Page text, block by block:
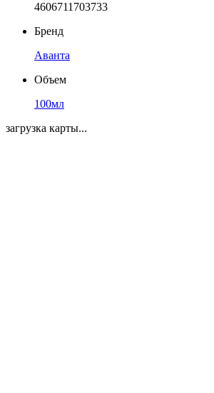
4606711703733
Бренд
Аванта
Объем
100мл
загрузка карты...